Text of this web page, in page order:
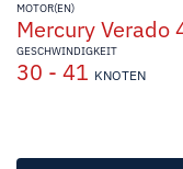
MOTOR(EN)
Mercury Verado
GESCHWINDIGKEIT
30 - 41 KNOTEN